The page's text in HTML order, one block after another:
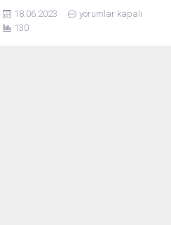
otoritesini hiçe saydığını tespit etti.
Komite, eski başbakanın geçtiğimiz
18.06.2023
yorumlar kapalı
130